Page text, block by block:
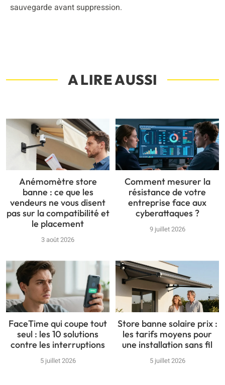
sauvegarde avant suppression.
A LIRE AUSSI
Anémomètre store
banne : ce que les
vendeurs ne vous disent
pas sur la compatibilité et
le placement
3 août 2026
Comment mesurer la
résistance de votre
entreprise face aux
cyberattaques ?
9 juillet 2026
FaceTime qui coupe tout
seul : les 10 solutions
contre les interruptions
5 juillet 2026
Store banne solaire prix :
les tarifs moyens pour
une installation sans fil
5 juillet 2026